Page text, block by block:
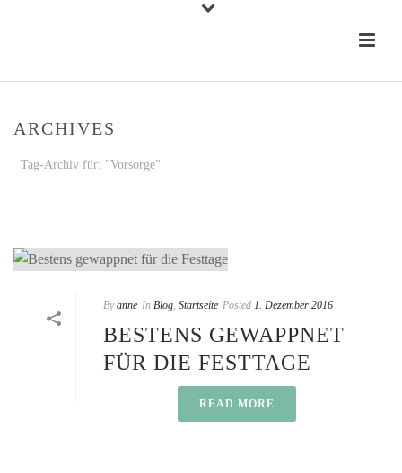
ARCHIVES
Tag-Archiv für: "Vorsorge"
By anne In Blog, Startseite Posted 1. Dezember 2016
BESTENS GEWAPPNET
FÜR DIE FESTTAGE
READ MORE